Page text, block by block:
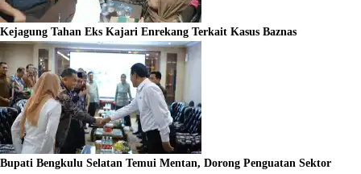
Kejagung Tahan Eks Kajari Enrekang Terkait Kasus Baznas
Bupati Bengkulu Selatan Temui Mentan, Dorong Penguatan Sektor